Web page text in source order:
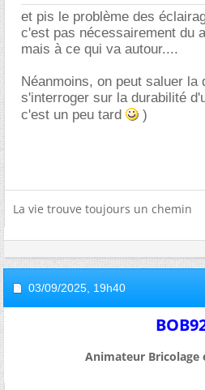
et pis le problème des
c'est pas nécessairement du
mais à ce qui va autour....
Néanmoins, on peut saluer la
s'interroger sur la durabilité
c'est un peu tard
)
La vie trouve toujours un chemin
03/09/2025, 19h40
Animateur Bricolage